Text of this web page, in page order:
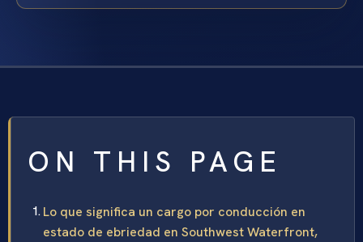
ON THIS PAGE
Lo que significa un cargo por conducción en
estado de ebriedad en Southwest Waterfront,